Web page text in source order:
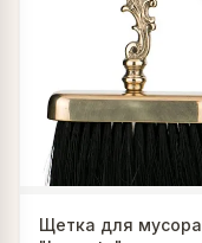
Щетка для мусора